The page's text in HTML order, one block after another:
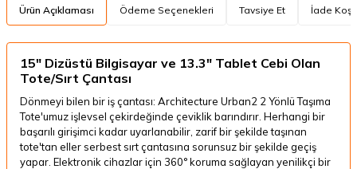
Ürün Açıklaması Ödeme Seçenekleri Tavsiye Et İade
15″ Dizüstü Bilgisayar ve 13.3″ Tablet Cebi Olan
Tote/Sırt Çantası
Dönmeyi bilen bir iş çantası: Architecture Urban2 2 Yönlü Taşıma
Tote'umuz işlevsel çekirdeğinde çeviklik barındırır. Herhangi bir
başarılı girişimci kadar uyarlanabilir, zarif bir şekilde taşınan
tote'tan eller serbest sırt çantasına sorunsuz bir şekilde geçiş
yapar. Elektronik cihazlar için 360° koruma sağlayan yenilikçi bir